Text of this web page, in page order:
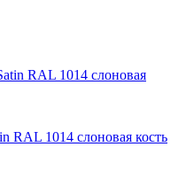
RAL 1014 слоновая кость